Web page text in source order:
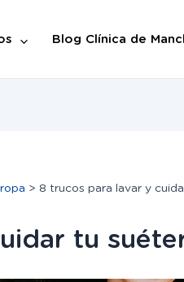
Blog Clínica de
8 trucos para lavar y
tu